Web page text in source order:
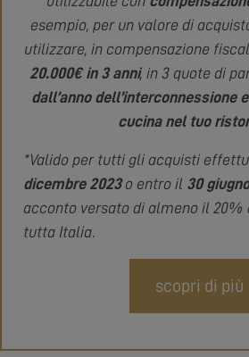
esempio, per un valore di
utilizzare, in compensazione
20.000€ in 3 anni, in 3 quote di
dall’anno dell’interconnessione
cucina nel tuo
*Valido per tutti gli acquisti
dicembre 2023o entro il 30
acconto versato di almeno il 20%
tutta Italia.
scopri di più